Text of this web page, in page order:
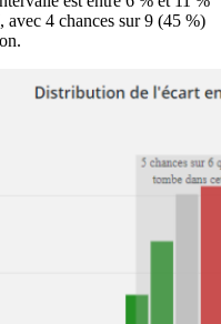
4 chances sur 9 (45 %)